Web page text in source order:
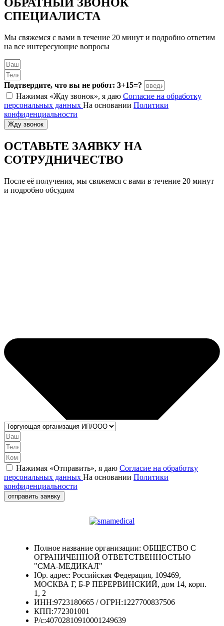
ОБРАТНЫЙ ЗВОНОК
СПЕЦИАЛИСТА
Мы свяжемся с вами в течение 20 минут и подробно ответим
на все интересующие вопросы
Подтвердите, что вы не робот: 3+15=?
Нажимая «Жду звонок», я даю Согласие на обработку
персональных данных На основании Политики
конфиденциальности
Жду звонок
ОСТАВЬТЕ ЗАЯВКУ НА
СОТРУДНИЧЕСТВО
После её получения, мы свяжемся с вами в течение 20 минут
и подробно обсудим
Нажимая «Отправить», я даю Согласие на обработку
персональных данных На основании Политики
конфиденциальности
отправить заявку
Полное название организации: ОБЩЕСТВО С
ОГРАНИЧЕННОЙ ОТВЕТСТВЕННОСТЬЮ
"СМА-МЕДИКАЛ"
Юр. адрес: Российская Федерация, 109469,
МОСКВА Г, Б-Р ПЕРЕРВИНСКИЙ, дом 14, корп.
1, 2
ИНН:9723180665 / ОГРН:1227700837506
КПП:772301001
Р/с:40702810910001249639